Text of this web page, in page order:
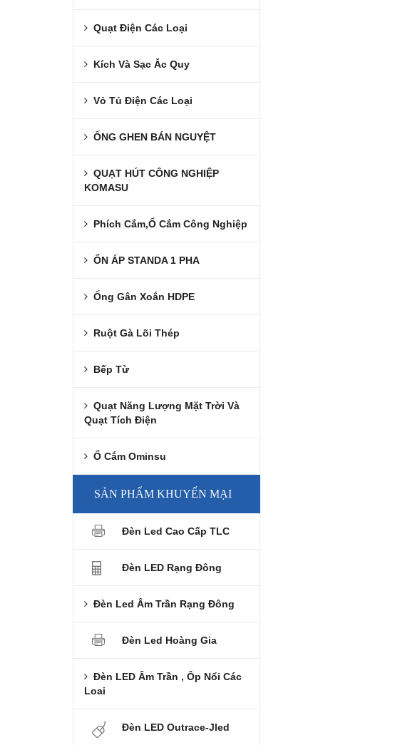
Quạt Điện Các Loại
Kích Và Sạc Ắc Quy
Vỏ Tủ Điện Các Loại
ỐNG GHEN BÁN NGUYỆT
QUẠT HÚT CÔNG NGHIỆP
KOMASU
Phích Cắm,Ổ Cắm Công Nghiệp
ỔN ÁP STANDA 1 PHA
Ống Gân Xoắn HDPE
Ruột Gà Lõi Thép
Bếp Từ
Quạt Năng Lượng Mặt Trời Và
Quạt Tích Điện
Ổ Cắm Ominsu
SẢN PHẨM KHUYẾN MẠI
Đèn Led Cao Cấp TLC
Đèn LED Rạng Đông
Đèn Led Âm Trần Rạng Đông
Đèn Led Hoàng Gia
Đèn LED Âm Trần , Ôp Nổi Các
Loai
Đèn LED Outrace-Jled